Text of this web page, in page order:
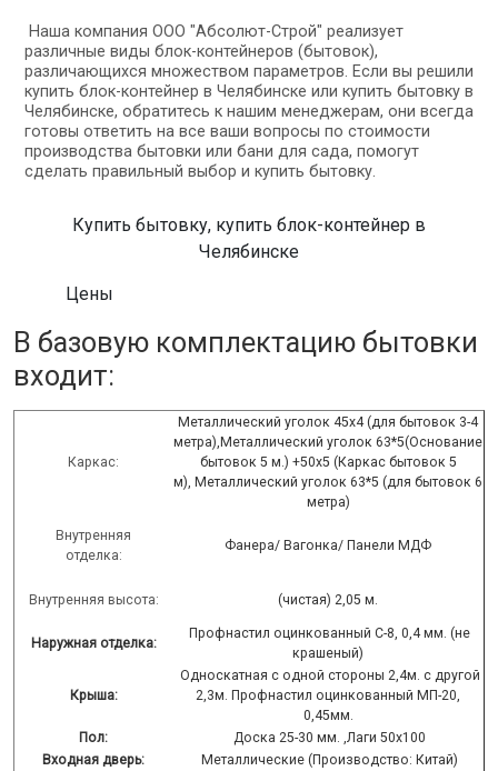
Наша компания ООО "Абсолют-Строй" реализует
различные виды блок-контейнеров (бытовок),
различающихся множеством параметров. Если вы решили
купить блок-контейнер в Челябинске или купить бытовку в
Челябинске, обратитесь к нашим менеджерам, они всегда
готовы ответить на все ваши вопросы по стоимости
производства бытовки или бани для сада, помогут
сделать правильный выбор и купить бытовку.
Купить бытовку, купить блок-контейнер в
Челябинске
Цены
В базовую комплектацию бытовки
входит:
Каркас:
Металлический уголок 45х4 (для бытовок 3-4
метра),Металлический уголок 63*5(Основание
бытовок 5 м.) +50х5 (Каркас бытовок 5
м), Металлический уголок 63*5 (для бытовок 6
метра)
Внутренняя
отделка:
Фанера/ Вагонка/ Панели МДФ
Внутренняя высота: (чистая) 2,05 м.
Наружная отделка:
Профнастил оцинкованный С-8, 0,4 мм. (не
крашеный)
Крыша:
Односкатная с одной стороны 2,4м. с другой
2,3м. Профнастил оцинкованный МП-20,
0,45мм.
Пол:
Доска 25-30 мм. ,Лаги 50х100
Входная дверь:
Металлические (Производство: Китай)